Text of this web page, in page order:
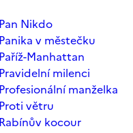
Nikdo
v městečku
Manhattan
milenci
manželka
větru
kocour